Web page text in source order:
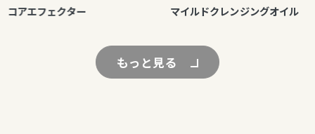
アエフェクター
マイルドクレンジングオイル
もっと見る